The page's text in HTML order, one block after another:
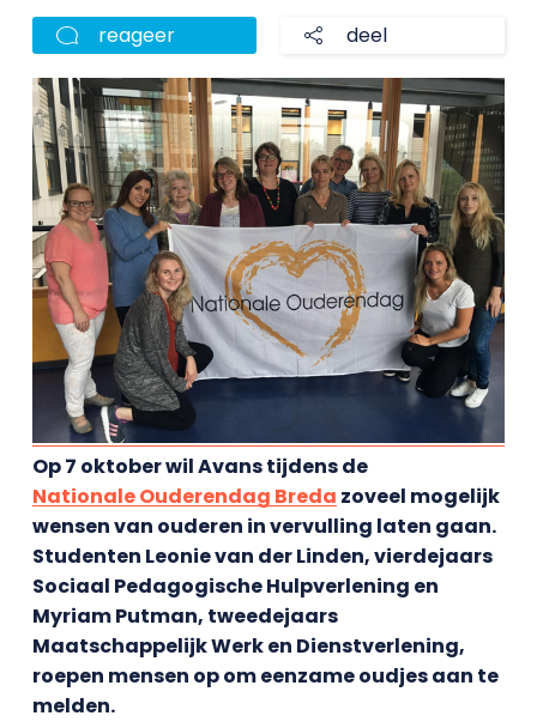
reageer deel
Op 7 oktober wil Avans tijdens de
Nationale Ouderendag Breda zoveel mogelijk
wensen van ouderen in vervulling laten gaan.
Studenten Leonie van der Linden, vierdejaars
Sociaal Pedagogische Hulpverlening en
Myriam Putman, tweedejaars
Maatschappelijk Werk en Dienstverlening,
roepen mensen op om eenzame oudjes aan te
melden.